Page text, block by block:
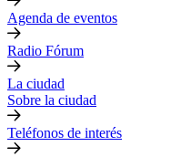
Agenda de eventos
Radio Fórum
La ciudad
Sobre la ciudad
Teléfonos de interés